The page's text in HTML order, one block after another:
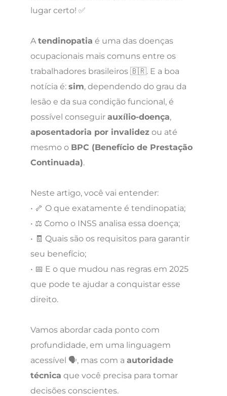
lugar certo! ✅
A tendinopatia é uma das doenças
ocupacionais mais comuns entre os
trabalhadores brasileiros 🇧🇷. E a boa
notícia é: sim, dependendo do grau da
lesão e da sua condição funcional, é
possível conseguir auxílio-doença,
aposentadoria por invalidez ou até
mesmo o BPC (Benefício de Prestação
Continuada).
Neste artigo, você vai entender:
• 🦴 O que exatamente é tendinopatia;
• ⚖️ Como o INSS analisa essa doença;
• 🧾 Quais são os requisitos para garantir
seu benefício;
• 📅 E o que mudou nas regras em 2025
que pode te ajudar a conquistar esse
direito.
Vamos abordar cada ponto com
profundidade, em uma linguagem
acessível 🗣️, mas com a autoridade
técnica que você precisa para tomar
decisões conscientes.